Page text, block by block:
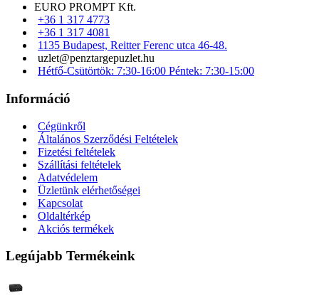
EURO PROMPT Kft.
+36 1 317 4773
+36 1 317 4081
1135 Budapest, Reitter Ferenc utca 46-48.
uzlet@penztargepuzlet.hu
Hétfő-Csütörtök: 7:30-16:00 Péntek: 7:30-15:00
Információ
Cégünkről
Általános Szerződési Feltételek
Fizetési feltételek
Szállítási feltételek
Adatvédelem
Üzletünk elérhetőségei
Kapcsolat
Oldaltérkép
Akciós termékek
Legújabb Termékeink